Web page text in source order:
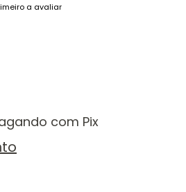
a avaliar
com Pix